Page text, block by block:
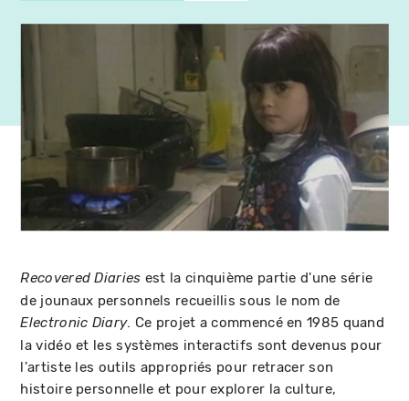
Recovered Diaries est la cinquième partie d'une série
de jounaux personnels recueillis sous le nom de
Electronic Diary. Ce projet a commencé en 1985 quand
la vidéo et les systèmes interactifs sont devenus pour
l'artiste les outils appropriés pour retracer son
histoire personnelle et pour explorer la culture,